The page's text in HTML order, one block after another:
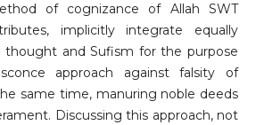
of cognizance of Allah SWT
implicitly integrate equally
and Sufism for the purpose
approach against falsity of
same time, manuring noble deeds
Discussing this approach, not